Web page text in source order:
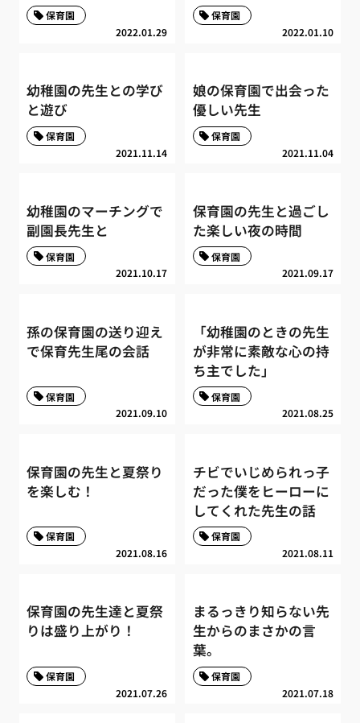
2022.01.29
保育園
2022.01.10
保育園
幼稚園の先生との学び
と遊び
2021.11.14
保育園
娘の保育園で出会った
優しい先生
2021.11.04
保育園
幼稚園のマーチングで
副園長先生と
2021.10.17
保育園
保育園の先生と過ごし
た楽しい夜の時間
2021.09.17
保育園
孫の保育園の送り迎え
で保育先生尾の会話
2021.09.10
保育園
「幼稚園のときの先生
が非常に素敵な心の持
ち主でした」
2021.08.25
保育園
保育園の先生と夏祭り
を楽しむ！
2021.08.16
保育園
チビでいじめられっ子
だった僕をヒーローに
してくれた先生の話
2021.08.11
保育園
保育園の先生達と夏祭
りは盛り上がり！
2021.07.26
保育園
まるっきり知らない先
生からのまさかの言
葉。
2021.07.18
保育園